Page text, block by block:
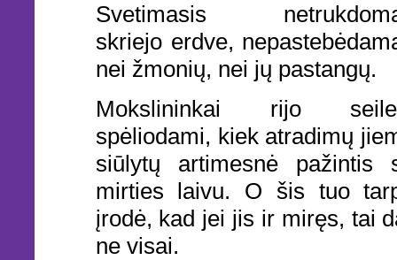
Svetimasis
skriejo erdve,
nei žmonių, nei jų pastangų.
Mokslininkai rijo
spėliodami, kiek atradimų
siūlytų artimesnė pažintis
mirties laivu. O šis tuo
įrodė, kad jei jis ir miręs, tai
ne visai.